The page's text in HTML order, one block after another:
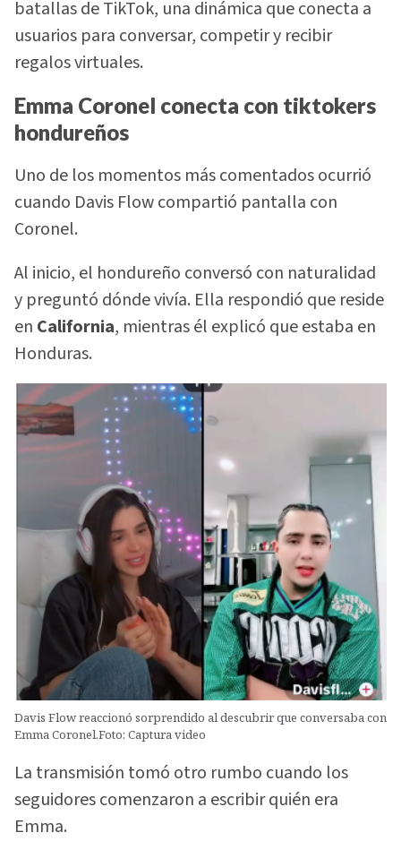
batallas de TikTok, una dinámica que conecta a
usuarios para conversar, competir y recibir
regalos virtuales.
Emma Coronel conecta con tiktokers
hondureños
Uno de los momentos más comentados ocurrió
cuando Davis Flow compartió pantalla con
Coronel.
Al inicio, el hondureño conversó con naturalidad
y preguntó dónde vivía. Ella respondió que reside
en California, mientras él explicó que estaba en
Honduras.
Davis Flow reaccionó sorprendido al descubrir que conversaba con
Emma Coronel.Foto: Captura video
La transmisión tomó otro rumbo cuando los
seguidores comenzaron a escribir quién era
Emma.